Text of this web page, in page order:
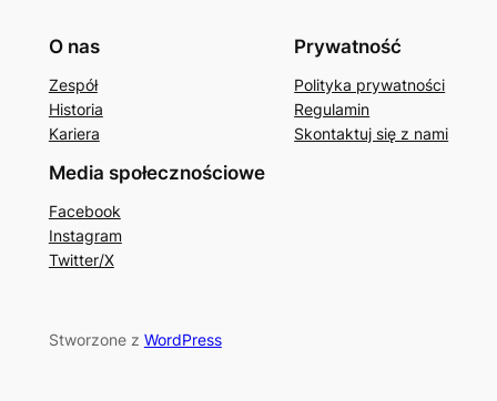
O nas
Zespół
Historia
Kariera
Prywatność
Polityka prywatności
Regulamin
Skontaktuj się z nami
Media społecznościowe
Facebook
Instagram
Twitter/X
Stworzone z WordPress